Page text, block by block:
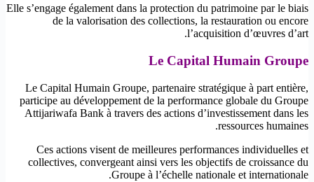
Elle s’engage également dans la protection du patrimoine par le biais
de la valorisation des collections, la restauration ou encore
l’acquisition d’œuvres d’art.
Le Capital Humain Groupe
Le Capital Humain Groupe, partenaire stratégique à part entière,
participe au développement de la performance globale du Groupe
Attijariwafa Bank à travers des actions d’investissement dans les
ressources humaines.
Ces actions visent de meilleures performances individuelles et
collectives, convergeant ainsi vers les objectifs de croissance du
Groupe à l’échelle nationale et internationale.